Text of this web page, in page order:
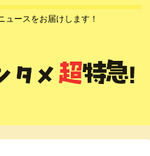
ュースをお届けします！